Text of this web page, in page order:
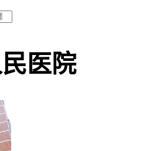
医院